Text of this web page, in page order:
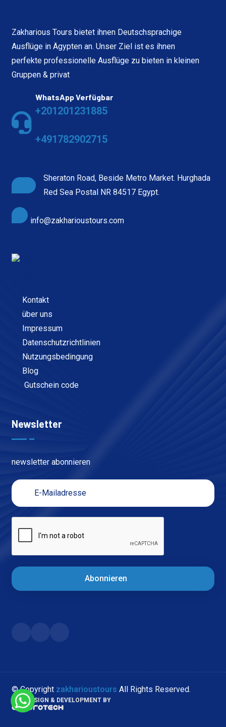
Zakharious Tours bietet ihnen Deutschsprachige
Ausflüge in Ägypten an. Unser Ziel ist es ihnen
perfekte professionelle Ausflüge zu bieten in kleinen
Gruppen & privat
WhatsApp Verfügbar
+201201231885
+491782902715
Sheraton Road, Beside Metro Market. Hurghada
Red Sea Postal NR 84517 Egypt.
info@zakharioustours.com
Kontakt
über uns
Impressum
Datenschutzrichtlinien
Nutzungsbedingung
Blog
Gutschein code
Newsletter
newsletter abonnieren
Abonnieren
© Copyright zakharioustours All Rights Reserved.
WEB DESIGN & DEVELOPMENT BY